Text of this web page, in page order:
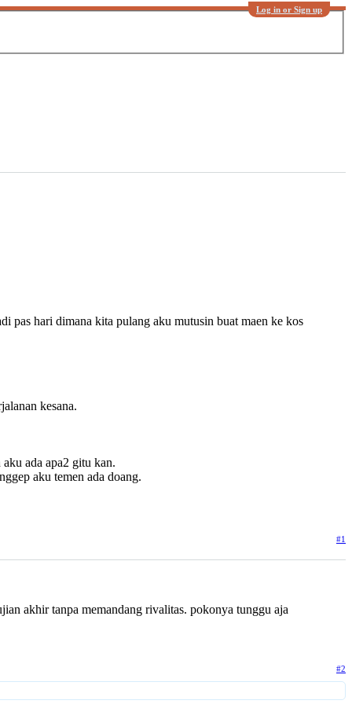
Log in or Sign up
pas hari dimana kita pulang aku mutusin buat maen ke kos
kesana.
ada apa2 gitu kan.
aku temen ada doang.
#1
akhir tanpa memandang rivalitas. pokonya tunggu aja
#2